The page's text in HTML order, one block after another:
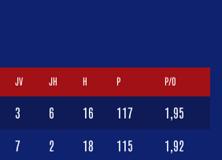
JV JH H P P/O
3 6 16 117 1,95
7 2 18 115 1,92